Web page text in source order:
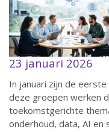
23 januari 2026
In januari zijn de
deze groepen werken
toekomstgerichte
onderhoud, data, AI en